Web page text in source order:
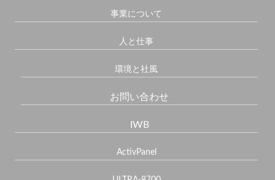
事業について
人と仕事
環境と社風
お問い合わせ
IWB
ActivPanel